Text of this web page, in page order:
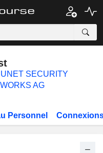
SECURITY
AG
Personnel